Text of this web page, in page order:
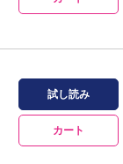
試し読み
カート